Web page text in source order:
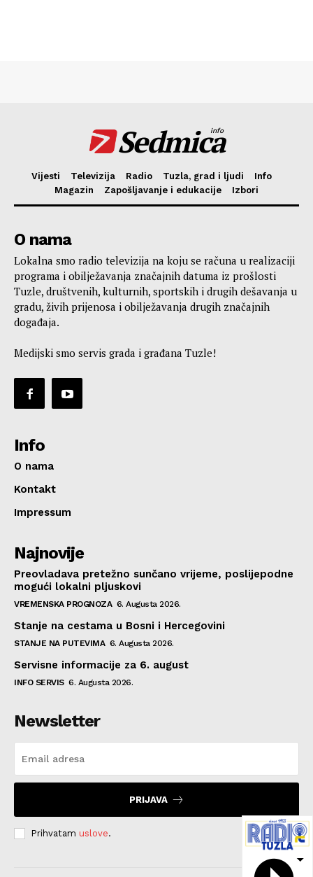
Sedmica
info
Vijesti Televizija Radio Tuzla, grad i ljudi
Info
Magazin
Zapošljavanje i edukacije Izbori
O nama
Lokalna smo radio televizija na koju se računa u realizaciji
programa i obilježavanja značajnih datuma iz prošlosti
Tuzle, društvenih, kulturnih, sportskih i drugih dešavanja u
gradu, živih prijenosa i obilježavanja drugih značajnih
događaja.
Medijski smo servis grada i građana Tuzle!
Info
O nama
Kontakt
Impressum
Najnovije
Preovladava pretežno sunčano vrijeme, poslijepodne
mogući lokalni pljuskovi
VREMENSKA PROGNOZA 6. Augusta 2026.
Stanje na cestama u Bosni i Hercegovini
STANJE NA PUTEVIMA 6. Augusta 2026.
Servisne informacije za 6. august
INFO SERVIS 6. Augusta 2026.
Newsletter
PRIJAVA
Prihvatam uslove.